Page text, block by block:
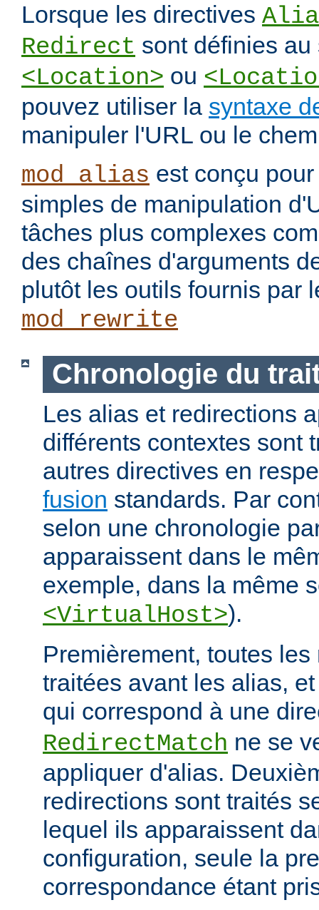
Lorsque les directives
Redirect sont définies
<Location> ou
pouvez utiliser la syntaxe
manipuler l'URL ou le
mod_alias est conçu
simples de manipulation
tâches plus complexes
des chaînes d'arguments
plutôt les outils fournis par
mod_rewrite
Chronologie du
Les alias et redirections
différents contextes sont
autres directives en
fusion standards. Par
selon une chronologie
apparaissent dans le
exemple, dans la même
<VirtualHost>).
Premièrement, toutes
traitées avant les alias,
qui correspond à une
RedirectMatch ne se
appliquer d'alias.
redirections sont traités
lequel ils apparaissent
configuration, seule la
correspondance étant